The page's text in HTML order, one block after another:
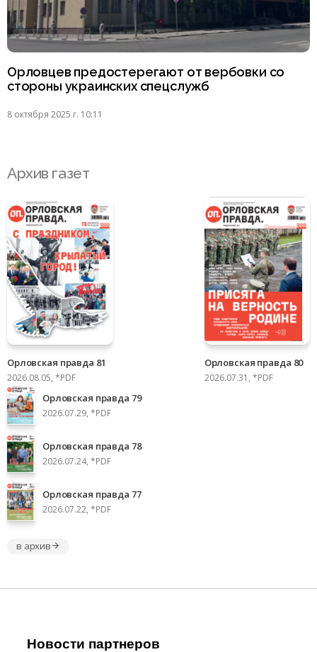
Орловцев предостерегают от вербовки со
стороны украинских спецслужб
8 октября 2025 г. 10:11
Архив газет
Орловская правда 81
2026.08.05, *PDF
Орловская правда 80
2026.07.31, *PDF
Орловская правда 79
2026.07.29, *PDF
Орловская правда 78
2026.07.24, *PDF
Орловская правда 77
2026.07.22, *PDF
в архив
Новости партнеров